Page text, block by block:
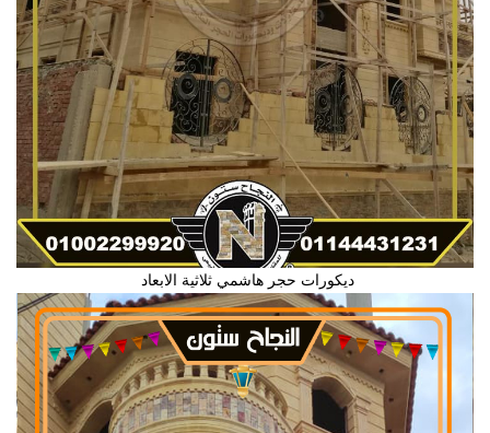
ديكورات حجر هاشمي ثلاثية الابعاد